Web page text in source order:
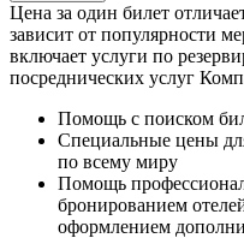
Цена за один билет
зависит от популярности
включает услуги по
посреднических услуг
Помощь с поиском
Специальные цены
по всему миру
Помощь
бронированием
оформлением